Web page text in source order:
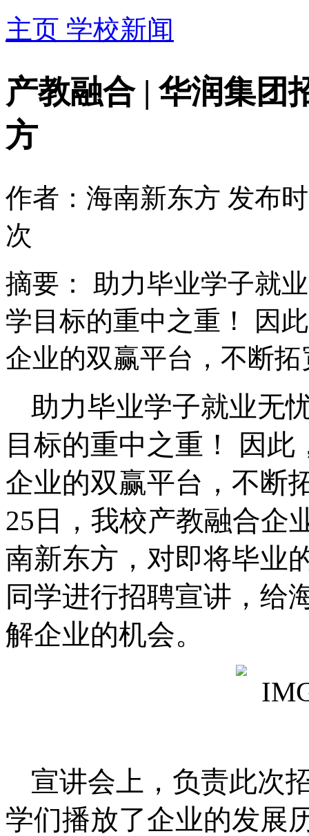
主页 学校新闻
产教融合 | 华润集团
方
作者：海南新东方 发布
次
摘要： 助力毕业学子就
学目标的重中之重！ 因
企业的双赢平台，不断
助力毕业学子就业无
目标的重中之重！ 因
企业的双赢平台，不断
25日，我校产教融合企
南新东方，对即将毕业
同学进行招聘宣讲，给
解企业的机会。
宣讲会上，负责此次
学们播放了企业的发展